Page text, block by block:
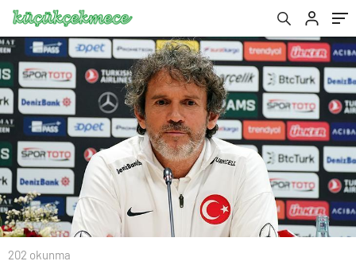
202 okunma